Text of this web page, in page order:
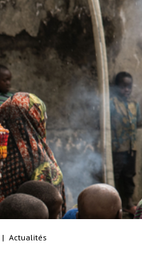
Before the
| Actualités